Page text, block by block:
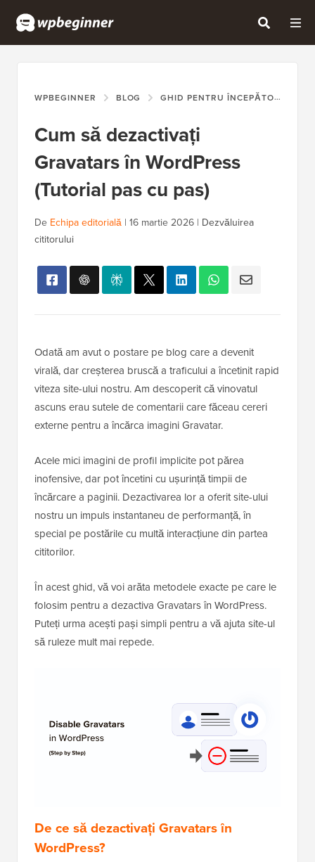
WPBEGINNER BLOG GHID PENTRU ÎNCEPĂTORI
Cum să dezactivați
Gravatars în WordPress
(Tutorial pas cu pas)
De Echipa editorială | 16 martie 2026 | Dezvăluirea
cititorului
Odată am avut o postare pe blog care a devenit
virală, dar creșterea bruscă a traficului a încetinit rapid
viteza site-ului nostru. Am descoperit că vinovatul
ascuns erau sutele de comentarii care făceau cereri
externe pentru a încărca imagini Gravatar.
Acele mici imagini de profil implicite pot părea
inofensive, dar pot încetini cu ușurință timpii de
încărcare a paginii. Dezactivarea lor a oferit site-ului
nostru un impuls instantaneu de performanță, în
special pe postările cu multă interacțiune din partea
cititorilor.
În acest ghid, vă voi arăta metodele exacte pe care le
folosim pentru a dezactiva Gravatars în WordPress.
Puteți urma acești pași simpli pentru a vă ajuta site-ul
să ruleze mult mai repede.
De ce să dezactivați Gravatars în
WordPress?